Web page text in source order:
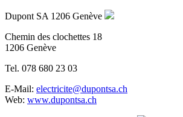
Dupont SA 1206 Genève
Chemin des clochettes 18
1206 Genève
Tel. 078 680 23 03
E-Mail: electricite@dupontsa.ch
Web: www.dupontsa.ch